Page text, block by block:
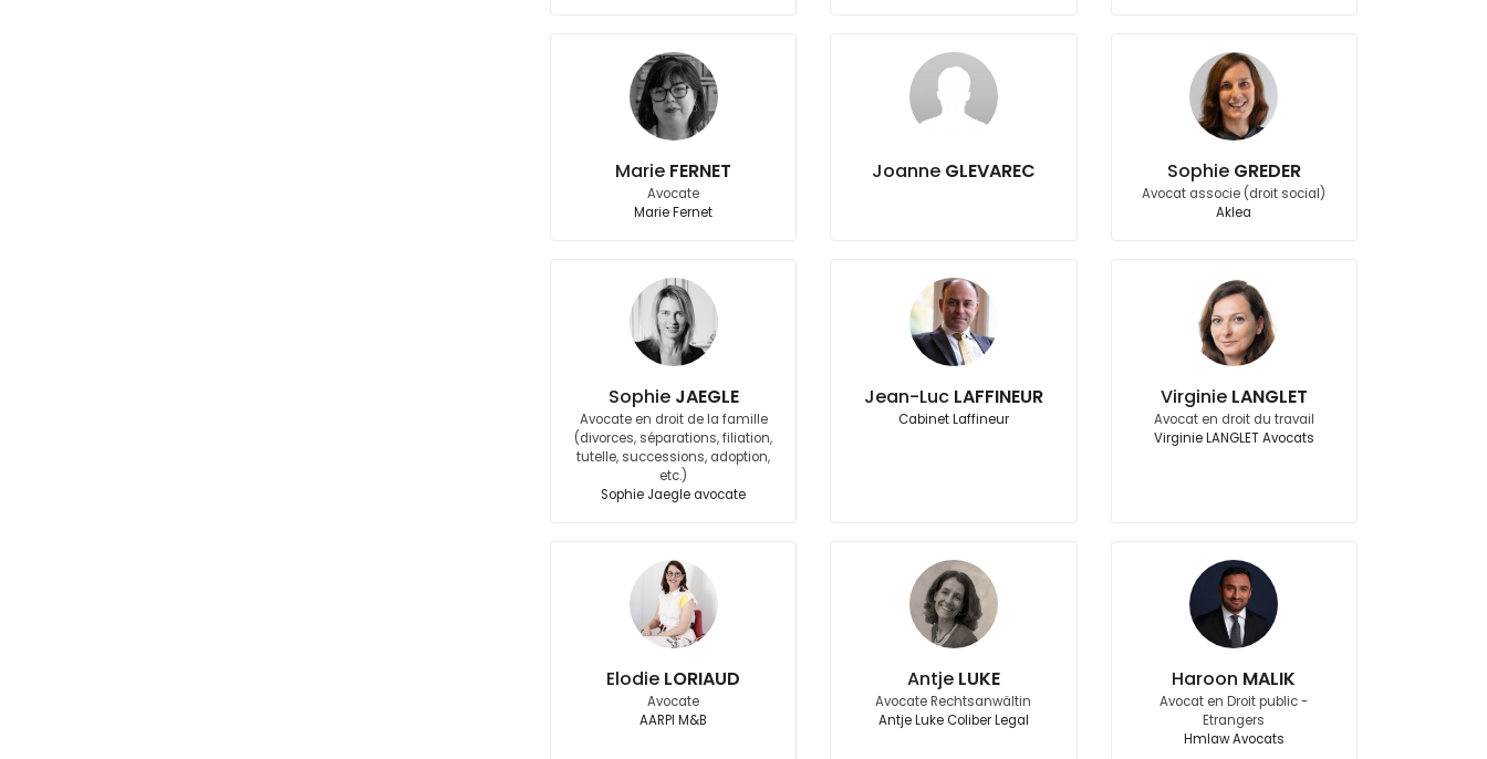
Marie FERNET
Avocate
Marie Fernet
Joanne GLEVAREC Sophie GREDER
Avocat associe (droit social)
Aklea
Sophie JAEGLE
Avocate en droit de la famille
(divorces, séparations, filiation,
tutelle, successions, adoption,
etc.)
Sophie Jaegle avocate
Jean-Luc LAFFINEUR
Cabinet Laffineur
Virginie LANGLET
Avocat en droit du travail
Virginie LANGLET Avocats
Elodie LORIAUD
Avocate
AARPI M&B
Antje LUKE
Avocate Rechtsanwältin
Antje Luke Coliber Legal
Haroon MALIK
Avocat en Droit public -
Etrangers
Hmlaw Avocats